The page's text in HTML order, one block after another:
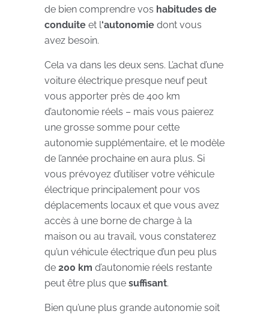
de bien comprendre vos habitudes de
conduite et l‘autonomie dont vous
avez besoin.
Cela va dans les deux sens. L’achat d’une
voiture électrique presque neuf peut
vous apporter près de 400 km
d’autonomie réels – mais vous paierez
une grosse somme pour cette
autonomie supplémentaire, et le modèle
de l’année prochaine en aura plus. Si
vous prévoyez d’utiliser votre véhicule
électrique principalement pour vos
déplacements locaux et que vous avez
accès à une borne de charge à la
maison ou au travail, vous constaterez
qu’un véhicule électrique d’un peu plus
de 200 km d’autonomie réels restante
peut être plus que suffisant.
Bien qu’une plus grande autonomie soit